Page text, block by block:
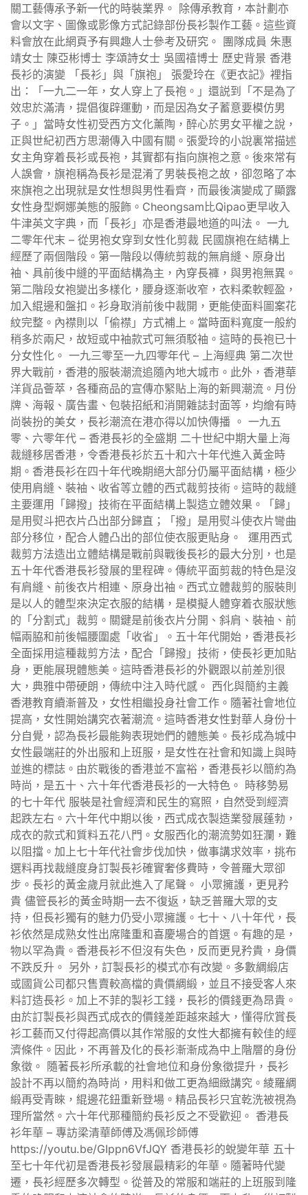
關工藝傳承予新一代的時裝業界。 除傳承教育，本計劃亦
會以文字、圖像或影像方式記錄部份長衫製作工藝。這些資
料會放在此網頁予有興趣人士參考及研究。 團隊成員 朱惠
靖女士 陳亞彬博士 李頌詩女士 吳國禧博士 歷史背景 香港
長衫的演變 「長衫」與「旗袍」 張愛玲在《更衣記》裡指
出：「一九二一年，女人穿上了長袍。」還説到「不是為了
效忠於滿清，提倡復辟運動，而是因為女子蓄意要模仿男
子。」當時女性初受西方文化薰陶，醉心於男女平權之說，
正與世紀初西方思潮傳入中國有關。張愛玲的小說裏常描述
女主角穿着長衫或長袍，其實都有指向旗袍之意。後來常有
人誤會，旗袍稱為長衫是混淆了男裝長袍之故，卻忽略了本
來旗袍之出現就是女性想與男性看齊，而最後演變成了顯露
女性身型婀娜美態的服飾。Cheongsam比Qipao更早收入
牛津英文字典，而「長衫」亦是香港最地道的叫法。 一九
二零年代末 – 從男袍女穿到女性化剪裁 民國旗袍在結構上
經歷了兩個階段。第一階段以傳統剪裁的無肩縫、原身出
袖、具前後中縫的平面結構為主，內穿長褲，與男袍無異。
第二階段女袍變出多樣化，腰身逐漸收窄，衣料柔軟輕盈，
加入緄邊和盤扣。衫身取消前後中裁開，更能使面料圖案花
紋完整。內襟則以「偷襟」方式補上。當時面料寬度一般約
稍多於兩尺，故短或中袖款式可無須駁袖。這時的長袍已十
分女性化。 一九三零至一九四零年代 – 上海經典 第二次世
界大戰前，香港的服裝潮流追隨內地大城市。此外，香港華
洋貨品薈萃，各種商品的宣傳亦緊貼上海的新興潮流。月份
牌、海報、廣告畫、包裝招紙和消開雜誌封面等，均繪有時
尚裝扮的美女，長衫潮流在港亦得以加快傳播 。 一九五
零、六零年代 – 香港長衫的全盛期 二十世紀中期大量上海
裁縫移居香港，令香港長衫於五十和六十年代進入黃金時
期。香港長衫在四十年代晚期絕大部分仍屬平面結構，極少
使用肩縫、裝袖、收省等立體的西式裁剪技術。這時的裁縫
主要運用「歸撥」技術在平面結構上製造立體效果。「歸」
是用熨斗把衣片凸出部分歸直；「撥」是用熨斗使衣片彎曲
部分移位，配合人體凸出的部位使衣服更貼身。 運用西式
裁剪方法造出立體結構是戰前與戰後長衫的最大分別，也是
五十年代香港長衫發展的里程碑。傳統平面剪裁的特色是沒
有肩縫、前後衣片相連、原身出袖。西式立體裁剪的服裝則
是以人的體型來決定衣服的結構，是模擬人體穿着衣服狀態
的「分割式」裁剪。關鍵是前後衣片分開、斜肩、裝袖、前
幅兩脇和前後幅腰圍處「收省」。五十年代開始，香港長衫
全面採用這種裁剪方法，配合「歸撥」技術，使長衫更加貼
身，更能展現體態美。這時香港長衫的外觀跟以前差別很
大，典雅中帶硬朗，傳統中注入時代感。 西化與簡約主義
香港教育續漸普及，女性相繼投身社會工作。隨著社會地位
提高，女性開始講究衣著潮流。這時香港女性對華人身份十
分自覺，認為長衫最能夠表現她們的體態美。長衫成為城中
女性最端莊的外出服和上班服，是女性在社會和知識上與時
並進的標誌。由於戰後的香港並不富裕，香港長衫以簡約為
時尚，是五十、六十年代香港長衫的一大特色。 時移勢易
的七十年代 服裝是社會經濟和民生的寫照，自然受到經濟
起跌左右。六十年代中期以後，西式成衣製造業發展蓬勃，
成衣的款式和質料五花八門。女服西化的潮流勢如狂瀾，難
以阻擋。加上七十年代社會步伐加快，做事講求效率，挑布
選料再找裁縫度身訂製長衫確實奢侈費時，令普羅大眾卻
步。長衫的黃金歲月就此進入了尾聲。 小眾擁護，更見矜
貴 儘管長衫的黃金時期一去不復返，缺乏普羅大眾的支
持，但長衫獨有的魅力仍受小眾擁護。七十、八十年代，長
衫依然是成熟女性出席隆重和喜慶場合的首選。有趣的是，
物以罕為貴。香港長衫不但沒有失色，反而更見矜貴，身價
不跌反升。 另外，訂製長衫的模式亦有改變。多數綢緞店
或國貨公司都只售賣較高檔的貴價綢緞，並且不接受客人來
料訂造長衫。加上不菲的製衫工錢，長衫的價錢更為昂貴。
由於訂製長衫與西式成衣的價錢差距越來越大，懂得欣賞長
衫工藝而又付得起高價以其作常服的女性大都擁有較佳的經
濟條件。因此，不再普及化的長衫漸漸成為中上階層的身份
象徵。 隨著長衫所承載的社會地位和身份象徵提升，長衫
設計不再以簡約為時尚，用料和做工更為細緻講究。綾羅綢
緞再受青睞，緄邊花鈕重新登場。精品長衫只宜乾洗被視為
理所當然。六十年代那種簡約長衫反之不受歡迎。 香港長
衫年華 – 專訪梁清華師傅及馮佩珍師傅
https://youtu.be/GIppn6VfJQY 香港長衫的蛻變年華 五十
至七十年代初是香港長衫發展最精彩的年華。隨著時代變
遷，長衫經歷多次轉型。從普及的常服和端莊的上班服到隆